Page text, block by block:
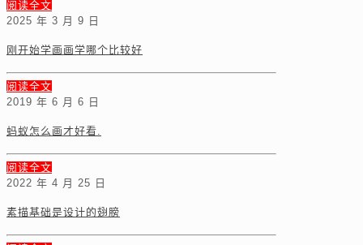
阅读全文
2025 年 3 月 9 日
刚开始学画画学哪个比较好
阅读全文
2019 年 6 月 6 日
蚂蚁怎么画才好看.
阅读全文
2022 年 4 月 25 日
素描基础是设计的翅膀